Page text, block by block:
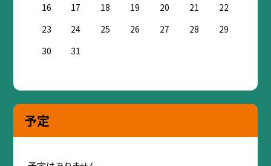
16
17 18 19 20 21
22
23
24 25 26 27 28
29
30
31
予定